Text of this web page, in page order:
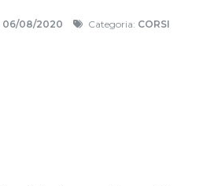
06/08/2020 Categoria: CORSI